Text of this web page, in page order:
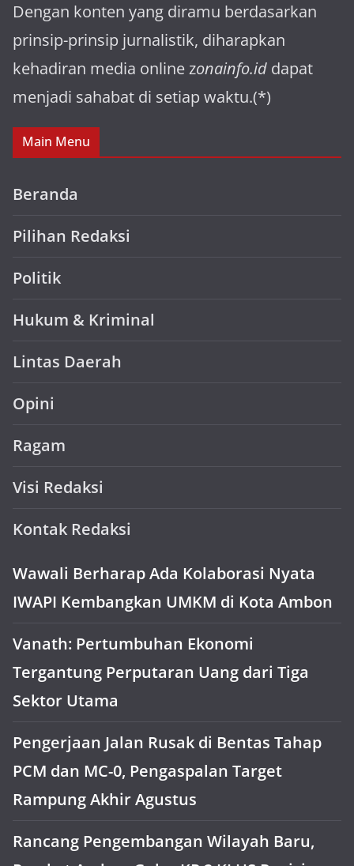
Dengan konten yang diramu berdasarkan
prinsip-prinsip jurnalistik, diharapkan
kehadiran media online zonainfo.id dapat
menjadi sahabat di setiap waktu.(*)
Main Menu
Beranda
Pilihan Redaksi
Politik
Hukum & Kriminal
Lintas Daerah
Opini
Ragam
Visi Redaksi
Kontak Redaksi
Wawali Berharap Ada Kolaborasi Nyata
IWAPI Kembangkan UMKM di Kota Ambon
Vanath: Pertumbuhan Ekonomi
Tergantung Perputaran Uang dari Tiga
Sektor Utama
Pengerjaan Jalan Rusak di Bentas Tahap
PCM dan MC-0, Pengaspalan Target
Rampung Akhir Agustus
Rancang Pengembangan Wilayah Baru,